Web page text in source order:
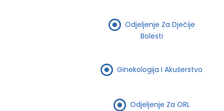
Odjeljenje Za Dječije
Bolesti
Ginekologija I Akušerstvo
Odjeljenje Za ORL